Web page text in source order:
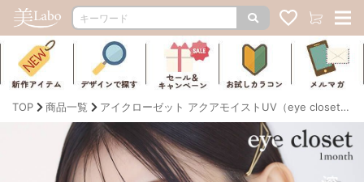
TOP 商品一覧 アイクローゼット アクアモイストUV（eye closet AQUA MOIST UV）